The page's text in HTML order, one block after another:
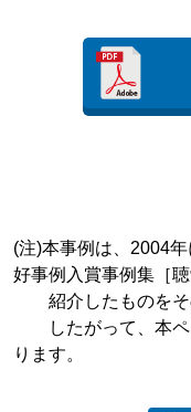
(注)本事例は、2004
好事例入賞事例集［
紹介したものをそ
したがって、本ペ
ります。